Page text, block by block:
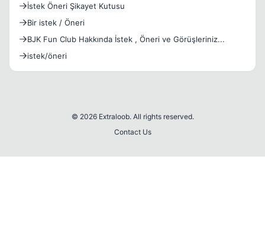
İstek Öneri Şikayet Kutusu
Bir istek / Öneri
BJK Fun Club Hakkında İstek , Öneri ve Görüşleriniz...
istek/öneri
© 2026 Extraloob. All rights reserved.
Contact Us